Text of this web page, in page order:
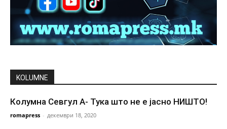
KOLUMNE
Колумна Севгул А- Тука што не е јасно НИШТО!
romapress - декември 18, 2020